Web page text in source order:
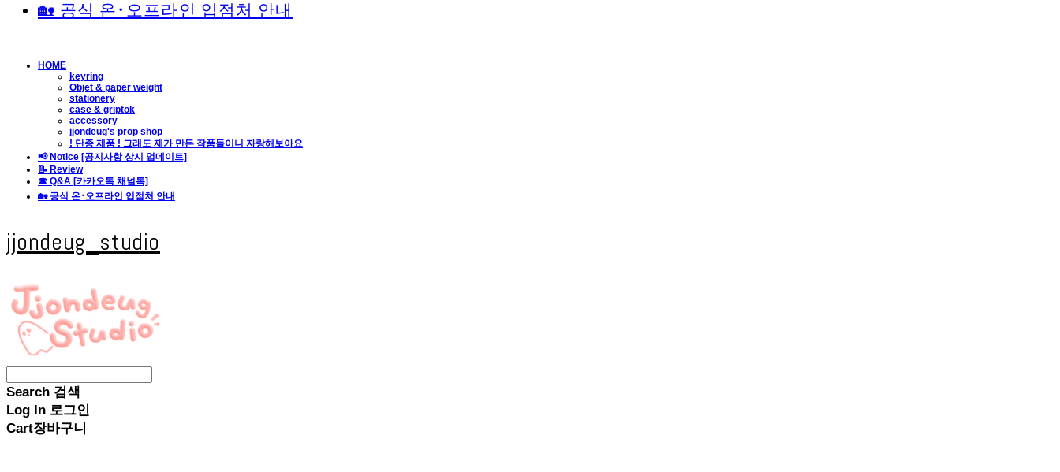
🏡 공식 온･오프라인 입점처 안내
HOME
keyring
Objet & paper weight
stationery
case & griptok
accessory
jjondeug's prop shop
! 단종 제품 ! 그래도 제가 만든 작품들이니 자랑해보아요
📢 Notice [공지사항 상시 업데이트]
📝 Review
☎ Q&A [카카오톡 채널톡]
🏡 공식 온･오프라인 입점처 안내
jjondeug_studio
Search 검색
Log In 로그인
Cart장바구니